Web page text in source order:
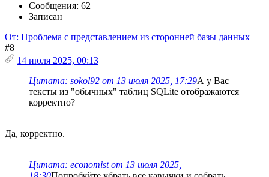
Сообщения: 62
Записан
От: Проблема с представлением из сторонней базы данных
#8
14 июля 2025, 00:13
Цитата: sokol92 от 13 июля 2025, 17:29А у Вас
тексты из "обычных" таблиц SQLite отображаются
корректно?
Да, корректно.
Цитата: economist от 13 июля 2025,